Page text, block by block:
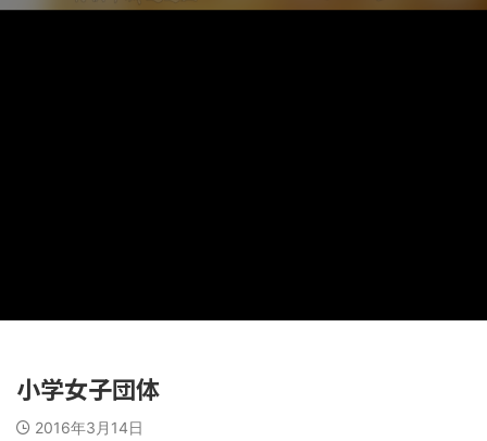
小学女子団体
2016年3月14日